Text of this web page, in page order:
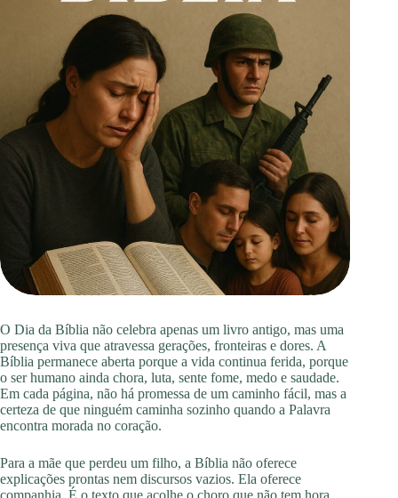
O Dia da Bíblia não celebra apenas um livro antigo, mas uma
presença viva que atravessa gerações, fronteiras e dores. A
Bíblia permanece aberta porque a vida continua ferida, porque
o ser humano ainda chora, luta, sente fome, medo e saudade.
Em cada página, não há promessa de um caminho fácil, mas a
certeza de que ninguém caminha sozinho quando a Palavra
encontra morada no coração.
Para a mãe que perdeu um filho, a Bíblia não oferece
explicações prontas nem discursos vazios. Ela oferece